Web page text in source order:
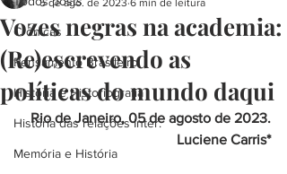
Crônicas
Pensamento Brasileiro
História e Historiografia
História das relações Inter.
Memória e História
Vozes negras na academia:
(Re)escrevendo as
políticas do mundo daqui
5 de ago. de 2023 6 min de leitura
Rio de Janeiro, 05 de agosto de 2023.
Luciene Carris*